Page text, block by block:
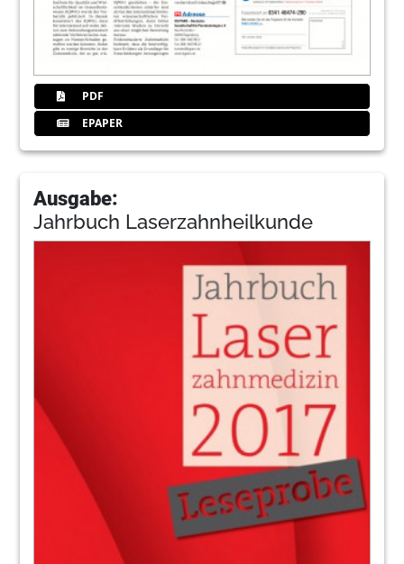
PDF
EPAPER
Ausgabe:
Jahrbuch Laserzahnheilkunde